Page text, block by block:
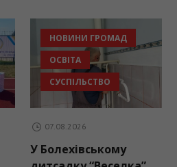
НОВИНИ
СУСПІЛЬСТВО
Пластуни